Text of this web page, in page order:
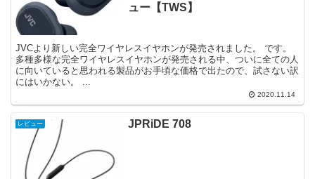
ュー【TWS】
JVCより新しい完全ワイヤレスイヤホンが発売されました。 です。
多種多様な完全ワイヤレスイヤホンが発売される中、ついに全ての人
に向いていると思われる製品がお手頃な価格で出たので、試さない訳
にはいかない。 ...
2020.11.14
レビュー JPRiDE 708